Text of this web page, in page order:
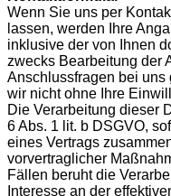
Wenn Sie uns per
lassen, werden Ihre
inklusive der von Ihnen
zwecks Bearbeitung der
Anschlussfragen bei uns
wir nicht ohne Ihre
Die Verarbeitung dieser
6 Abs. 1 lit. b DSGVO,
eines Vertrags
vorvertraglicher
Fällen beruht die
Interesse an der